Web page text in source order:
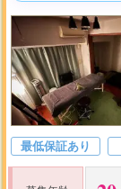
最低保証あり